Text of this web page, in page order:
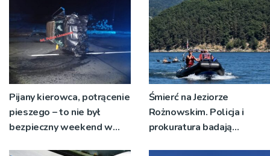
Pijany kierowca, potrącenie
pieszego – to nie był
bezpieczny weekend w
Śmierć na Jeziorze
Rożnowskim. Policja i
prokuratura badają